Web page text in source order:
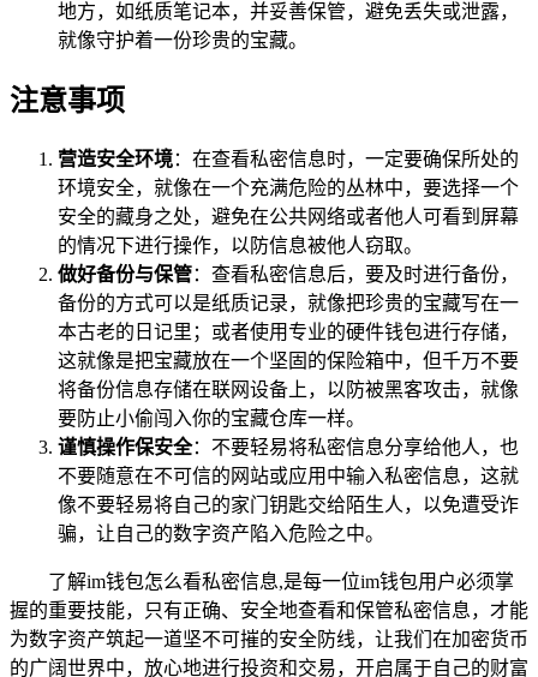
地方，如纸质笔记本，并妥善保管，避免丢失或泄露，
就像守护着一份珍贵的宝藏。
注意事项
营造安全环境：在查看私密信息时，一定要确保所处的
环境安全，就像在一个充满危险的丛林中，要选择一个
安全的藏身之处，避免在公共网络或者他人可看到屏幕
的情况下进行操作，以防信息被他人窃取。
做好备份与保管：查看私密信息后，要及时进行备份，
备份的方式可以是纸质记录，就像把珍贵的宝藏写在一
本古老的日记里；或者使用专业的硬件钱包进行存储，
这就像是把宝藏放在一个坚固的保险箱中，但千万不要
将备份信息存储在联网设备上，以防被黑客攻击，就像
要防止小偷闯入你的宝藏仓库一样。
谨慎操作保安全：不要轻易将私密信息分享给他人，也
不要随意在不可信的网站或应用中输入私密信息，这就
像不要轻易将自己的家门钥匙交给陌生人，以免遭受诈
骗，让自己的数字资产陷入危险之中。
了解im钱包怎么看私密信息,是每一位im钱包用户必须掌
握的重要技能，只有正确、安全地查看和保管私密信息，才能
为数字资产筑起一道坚不可摧的安全防线，让我们在加密货币
的广阔世界中，放心地进行投资和交易，开启属于自己的财富